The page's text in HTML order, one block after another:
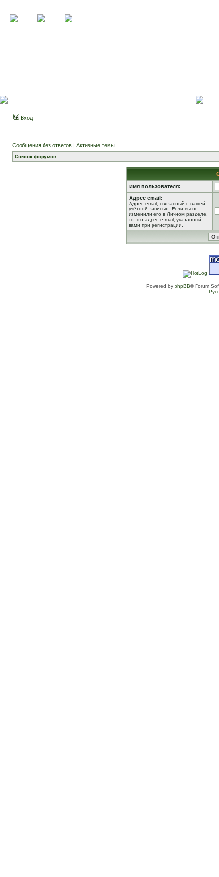
Вход
Сообщения без ответов | Активные темы
Список форумов
Имя пользователя:
Адрес email:
Адрес email, связанный с вашей
учётной записью. Если вы не
изменили его в Личном разделе,
то это адрес e-mail, указанный
вами при регистрации.
Powered by phpBB® Forum